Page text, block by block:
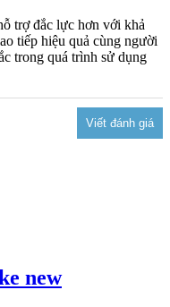
trợ đắc lực hơn với khả
tiếp hiệu quả cùng người
trong quá trình sử dụng
new